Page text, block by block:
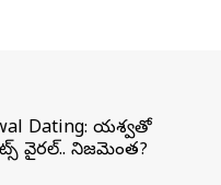
Dating: యశస్వితో
వైరల్.. నిజమెంత?